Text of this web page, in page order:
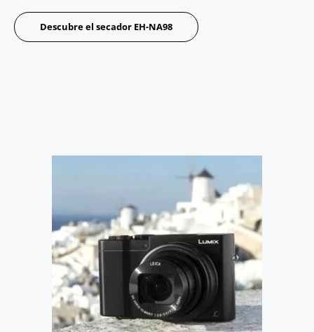
Descubre el secador EH-NA98